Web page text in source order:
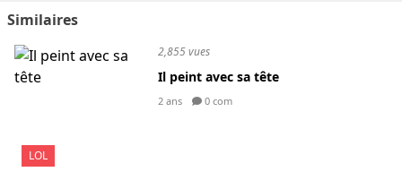
Similaires
LOL
2,855 vues
Il peint avec sa tête
2 ans 0 com